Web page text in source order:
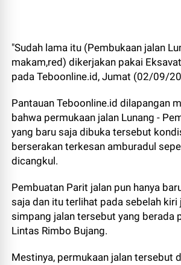
"Sudah lama itu (Pembukaan jalan
makam,red) dikerjakan pakai
pada Teboonline.id, Jumat (02/09/
Pantauan Teboonline.id dilapangan
bahwa permukaan jalan Lunang -
yang baru saja dibuka tersebut
berserakan terkesan amburadul
dicangkul.
Pembuatan Parit jalan pun hanya
saja dan itu terlihat pada sebelah kiri
simpang jalan tersebut yang berada
Lintas Rimbo Bujang.
Mestinya, permukaan jalan tersebut